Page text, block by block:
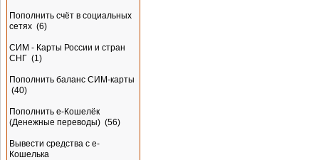
Пополнить счёт в социальных
сетях (6)
СИМ - Карты России и стран
СНГ (1)
Пополнить баланс СИМ-карты
(40)
Пополнить e-Кошелёк
(Денежные переводы) (56)
Вывести средства с е-
Кошелька